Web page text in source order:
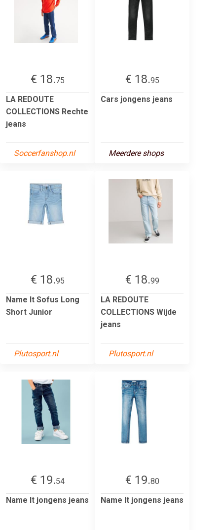
€ 18.75
LA REDOUTE
COLLECTIONS Rechte
jeans
Soccerfanshop.nl
€ 18.95
Cars jongens jeans
Meerdere shops
€ 18.95
Name It Sofus Long
Short Junior
Plutosport.nl
€ 18.99
LA REDOUTE
COLLECTIONS Wijde
jeans
Plutosport.nl
€ 19.54
Name It jongens jeans
€ 19.80
Name It jongens jeans